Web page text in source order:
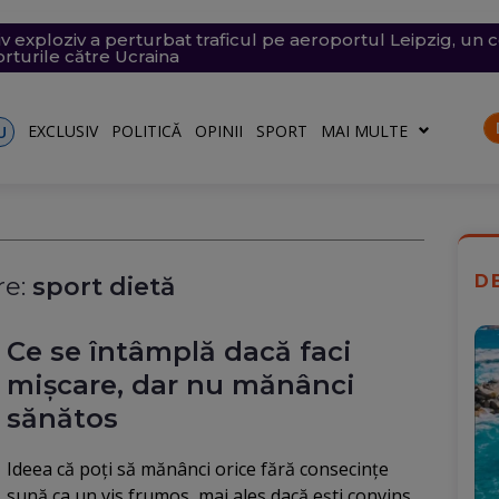
într-un dosar de pornografie infantilă.
în dreptul unei plaje din Mamaia (Video). Aparatul
exploziv a perturbat traficul pe aeroportul Leipzig, un
către Ucraina
lui Nicușor Dan, și-a publicat declarațiile de avere
are la Dacia
în Franța. 402 oameni arestați, dintre care 156 sunt
EXCLUSIV POLITICĂ OPINII SPORT MAI MULTE
sport dietă
Ce se întâmplă dacă faci
mișcare, dar nu mănânci
sănătos
Ideea că poți să mănânci orice fără consecințe